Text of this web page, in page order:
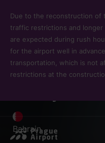
Due to the reconstruction of
traffic restrictions and
are expected during rush
for the airport well in
transportation, which is not
restrictions at the
Bahrain